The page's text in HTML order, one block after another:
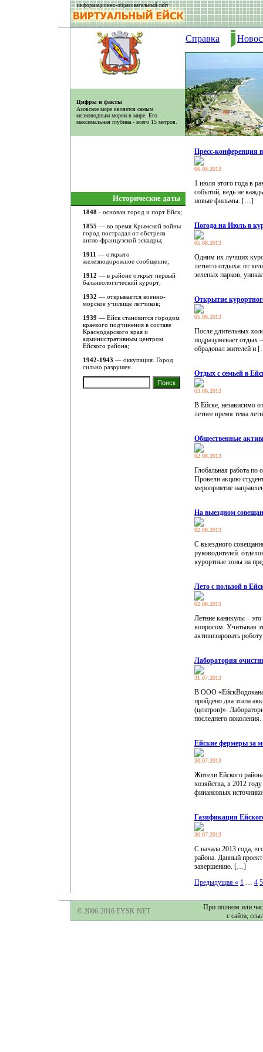
информационно-образовательный сайт
Цифры и факты
Азовское море является самым
мелководным морем в мире. Его
максимальная глубина - всего 15 метров.
Справка
Исторические даты
1848 - основан город и порт Ейск;
1855 — во время Крымской войны
город пострадал от обстрела
англо-французской эскадры;
1911 — открыто
железнодорожное сообщение;
1912 — в районе открыт первый
бальнеологический курорт;
1932 — открывается военно-
морское училище летчиков;
1939 — Ейск становится городом
краевого подчинения в составе
Краснодарского края и
административным центром
Ейского района;
1942-1943 — оккупация. Город
сильно разрушен.
Пресс-конференция
06.08.2013
1 июля этого года в
событий, ведь не
новые фильмы. […]
Погода на Июль в
05.08.2013
Одним их лучших
летнего отдыха: от
зеленых парков,
Открытие
05.08.2013
После длительных
подразумевает отдых
обрадовал жителей и
Отдых с семьей в
03.08.2013
В Ейске, независимо
летнее время тема
Общественные
02.08.2013
Глобальная работа по
Провели акцию
мероприятие
На выездном
02.08.2013
С выездного
руководителей
курортные зоны на
Лето с пользой в
02.08.2013
Летние каникулы – это
вопросом. Учитывая
активизировать
Лаборатория
31.07.2013
В ООО
пройдено два этапа
(центров)».
последнего
Ейские фермеры за
30.07.2013
Жители Ейского
хозяйства, в 2012
финансовых
Газификация
30.07.2013
С начала 2013 года,
района. Данный
завершению. […]
Предыдущая « 1 … 4 5
© 2006-2016 EYSK.NET
При полном или
с сайта,